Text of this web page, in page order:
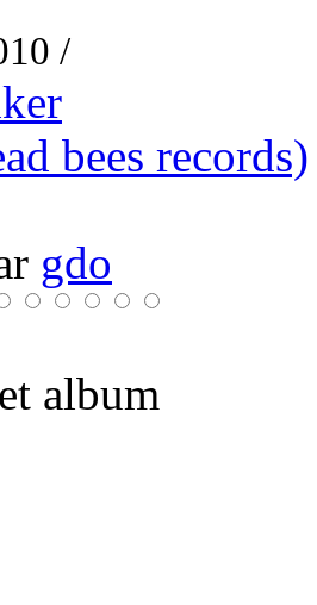
/
bees records)
gdo
album